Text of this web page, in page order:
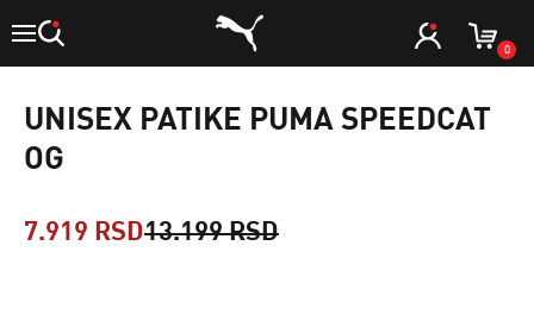
0
UNISEX PATIKE PUMA SPEEDCAT
OG
7.919 RSD13.199 RSD